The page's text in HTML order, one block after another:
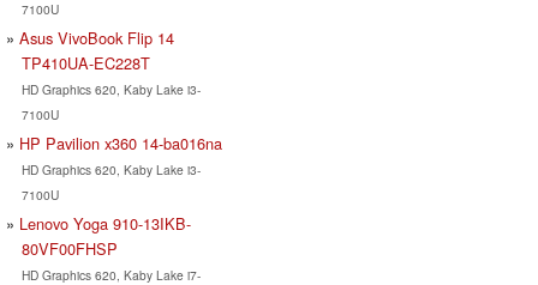
7100U
Asus VivoBook Flip 14
TP410UA-EC228T
HD Graphics 620, Kaby Lake i3-
7100U
HP Pavilion x360 14-ba016na
HD Graphics 620, Kaby Lake i3-
7100U
Lenovo Yoga 910-13IKB-
80VF00FHSP
HD Graphics 620, Kaby Lake i7-